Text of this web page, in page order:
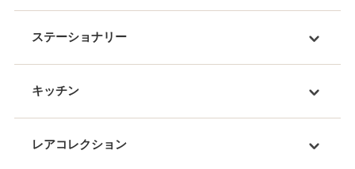
ステーショナリー
キッチン
レアコレクション